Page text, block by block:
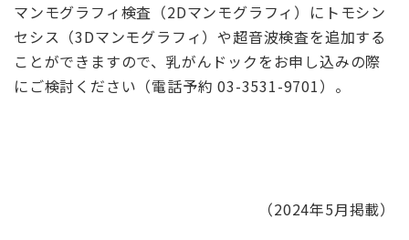
マンモグラフィ検査（2Dマンモグラフィ）にトモシン
セシス（3Dマンモグラフィ）や超音波検査を追加する
ことができますので、乳がんドックをお申し込みの際
にご検討ください（電話予約 03-3531-9701）。
（2024年5月掲載）